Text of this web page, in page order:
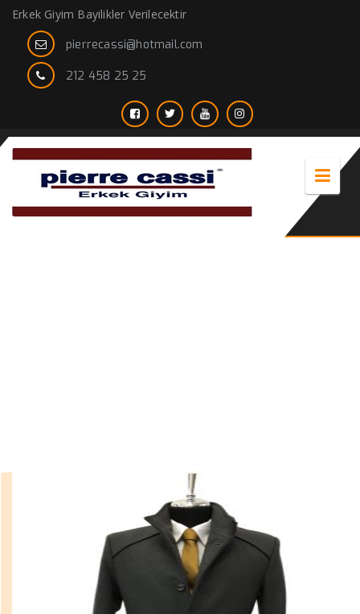
Erkek Giyim Bayilikler Verilecektir
pierrecassi@hotmail.com
212 458 25 25